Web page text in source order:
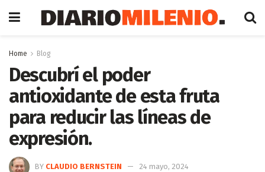
Home Blog
Descubrí el poder
antioxidante de esta fruta
para reducir las líneas de
expresión.
BY CLAUDIO BERNSTEIN 24 mayo, 2024